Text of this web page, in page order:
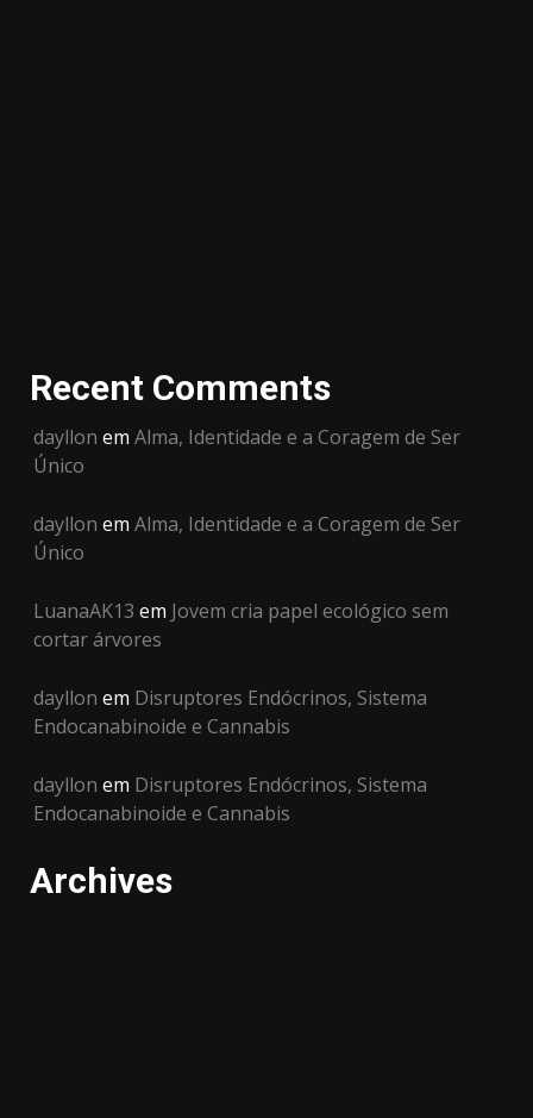
Recent Comments
dayllon em Alma, Identidade e a Coragem de Ser
Único
dayllon em Alma, Identidade e a Coragem de Ser
Único
LuanaAK13 em Jovem cria papel ecológico sem
cortar árvores
dayllon em Disruptores Endócrinos, Sistema
Endocanabinoide e Cannabis
dayllon em Disruptores Endócrinos, Sistema
Endocanabinoide e Cannabis
Archives